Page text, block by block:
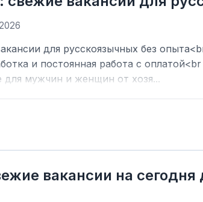
для русскоязычных без
и постоянная работа с
мужчин и женщин от хозя...
вакансии на